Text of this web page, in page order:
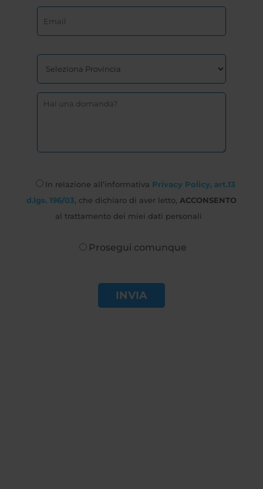
In relazione all’informativa Privacy Policy, art.13
d.lgs. 196/03 , che dichiaro di aver letto, ACCONSENTO
al trattamento dei miei dati personali
Prosegui comunque